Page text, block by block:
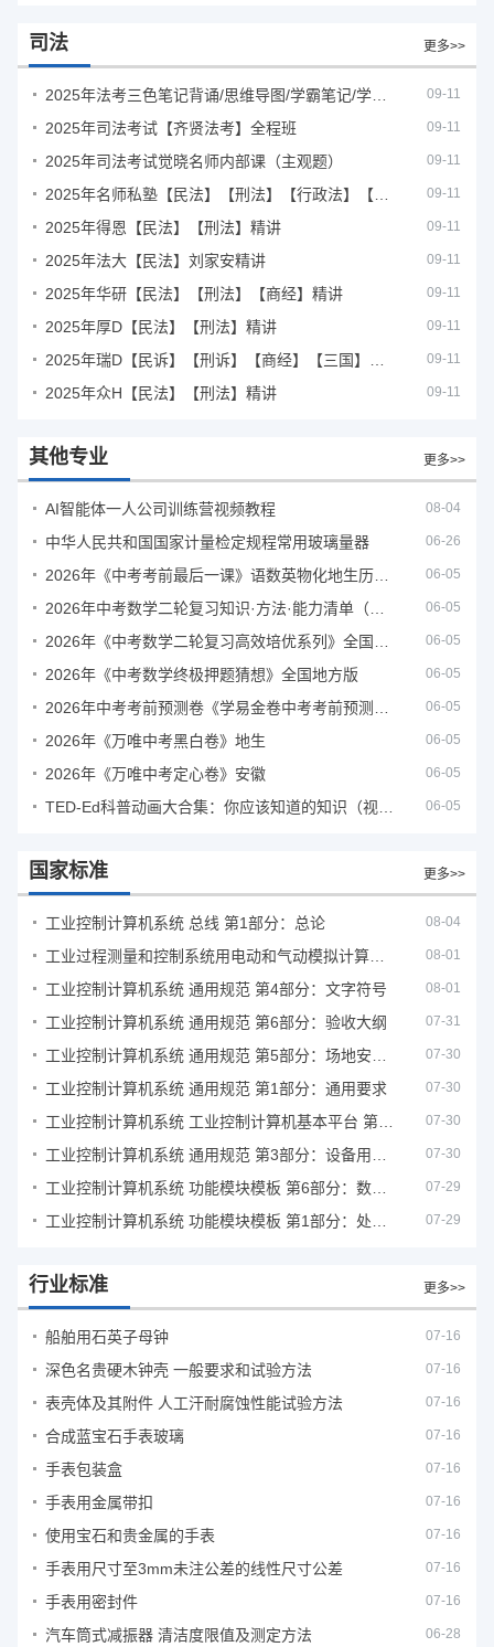
司法 更多>>
09-11
2025年司法考试【齐贤法考】全程班 09-11
2025年司法考试觉晓名师内部课（主观题） 09-11
09-11
2025年得恩【民法】【刑法】精讲 09-11
2025年法大【民法】刘家安精讲 09-11
2025年华研【民法】【刑法】【商经】精讲 09-11
2025年厚D【民法】【刑法】精讲 09-11
09-11
2025年众H【民法】【刑法】精讲 09-11
其他专业 更多>>
AI智能体一人公司训练营视频教程 08-04
中华人民共和国国家计量检定规程常用玻璃量器 06-26
06-05
06-05
06-05
2026年《中考数学终极押题猜想》全国地方版 06-05
06-05
2026年《万唯中考黑白卷》地生 06-05
2026年《万唯中考定心卷》安徽 06-05
06-05
国家标准 更多>>
工业控制计算机系统 总线 第1部分：总论 08-04
08-01
工业控制计算机系统 通用规范 第4部分：文字符号 08-01
工业控制计算机系统 通用规范 第6部分：验收大纲 07-31
07-30
工业控制计算机系统 通用规范 第1部分：通用要求 07-30
07-30
07-30
07-29
07-29
行业标准 更多>>
船舶用石英子母钟 07-16
深色名贵硬木钟壳 一般要求和试验方法 07-16
表壳体及其附件 人工汗耐腐蚀性能试验方法 07-16
合成蓝宝石手表玻璃 07-16
手表包装盒 07-16
手表用金属带扣 07-16
使用宝石和贵金属的手表 07-16
手表用尺寸至3mm未注公差的线性尺寸公差 07-16
手表用密封件 07-16
汽车筒式减振器 清洁度限值及测定方法 06-28